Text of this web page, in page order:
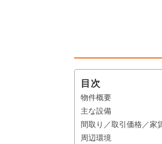
目次
物件概要
主な設備
間取り／取引価格／家
周辺環境